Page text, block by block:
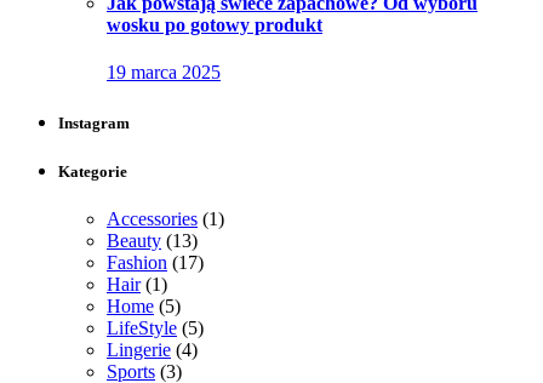
wosku po gotowy produkt
19 marca 2025
Instagram
Kategorie
Accessories (1)
Beauty (13)
Fashion (17)
Hair(1)
Home (5)
LifeStyle (5)
Lingerie (4)
Sports (3)